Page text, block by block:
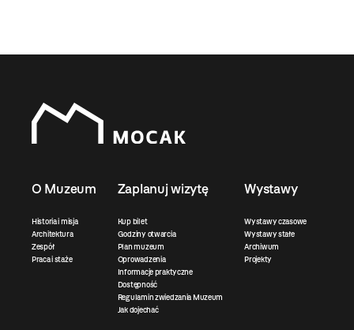
O Muzeum
Historia i misja
Architektura
Zespół
Praca i staże
Zaplanuj wizytę
Kup bilet
Godziny otwarcia
Plan muzeum
Oprowadzenia
Informacje praktyczne
Dostępność
Regulamin zwiedzania Muzeum
Jak dojechać
Wystawy
Wystawy czasowe
Wystawy stałe
Archiwum
Projekty